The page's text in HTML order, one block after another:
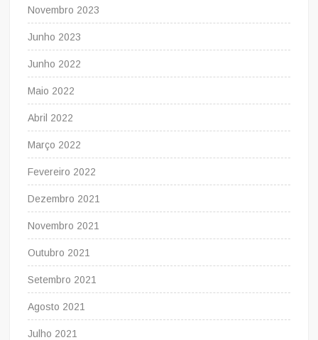
Novembro 2023
Junho 2023
Junho 2022
Maio 2022
Abril 2022
Março 2022
Fevereiro 2022
Dezembro 2021
Novembro 2021
Outubro 2021
Setembro 2021
Agosto 2021
Julho 2021